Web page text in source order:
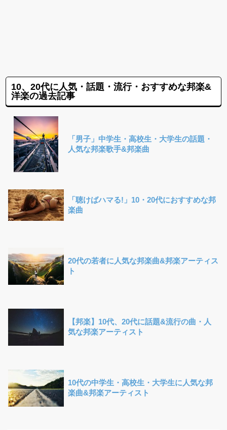
10、20代に人気・話題・流行・おすすめな邦楽&
洋楽の過去記事
「男子」中学生・高校生・大学生の話題・
人気な邦楽歌手&邦楽曲
「聴けばハマる!」10・20代におすすめな邦
楽曲
20代の若者に人気な邦楽曲&邦楽アーティス
ト
【邦楽】10代、20代に話題&流行の曲・人
気な邦楽アーティスト
10代の中学生・高校生・大学生に人気な邦
楽曲&邦楽アーティスト